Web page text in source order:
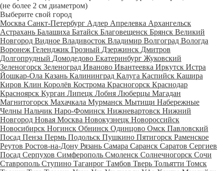
(не более 2 см диаметром)
Выберите свой город
Москва Санкт-Петербург Адлер Апрелевка Архангельск
Астрахань Балашиха Батайск Благовещенск Брянск Великий
Новгород Видное Владивосток Владимир Волгоград Вологда
Воронеж Геленджик Грозный Дзержинск Дмитров
Долгопрудный Домодедово Екатеринбург Жуковский
Зеленогорск Зеленоград Иваново Ивантеевка Иркутск Истра
Йошкар-Ола Казань Калининград Калуга Каспийск Кашира
Киров Клин Королёв Кострома Красногорск Краснодар
Красноярск Курган Липецк Лобня Люберцы Магадан
Магнитогорск Махачкала Мурманск Мытищи Набережные
Челны Нальчик Наро-Фоминск Нижневартовск Нижний
Новгород Новая Москва Новокузнецк Новороссийск
Новосибирск Ногинск Обнинск Одинцово Омск Павловский
Посад Пенза Пермь Подольск Пушкино Пятигорск Раменское
Реутов Ростов-на-Дону Рязань Самара Саранск Саратов Сергиев
Посад Серпухов Симферополь Смоленск Солнечногорск Сочи
Ставрополь Ступино Таганрог Тамбов Тверь Тольятти Томск